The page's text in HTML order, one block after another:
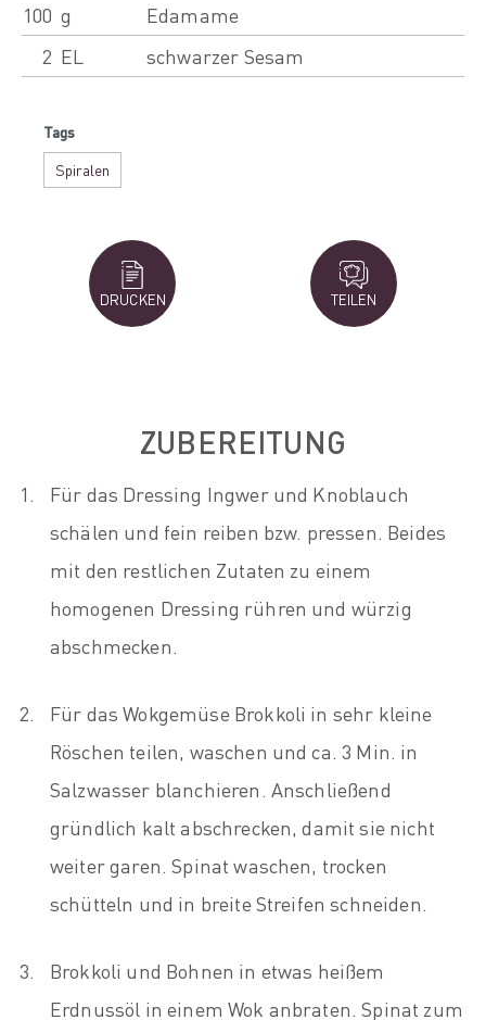
ZUBEREITUNG
Für das Dressing Ingwer und Knoblauch
schälen und fein reiben bzw. pressen. Beides
mit den restlichen Zutaten zu einem
homogenen Dressing rühren und würzig
abschmecken.
Für das Wokgemüse Brokkoli in sehr kleine
Röschen teilen, waschen und ca. 3 Min. in
Salzwasser blanchieren. Anschließend
gründlich kalt abschrecken, damit sie nicht
weiter garen. Spinat waschen, trocken
schütteln und in breite Streifen schneiden.
Brokkoli und Bohnen in etwas heißem
Erdnussöl in einem Wok anbraten. Spinat zum
100 g
Edamame
2 EL schwarzer Sesam
Tags
Spiralen
DRUCKEN TEILEN